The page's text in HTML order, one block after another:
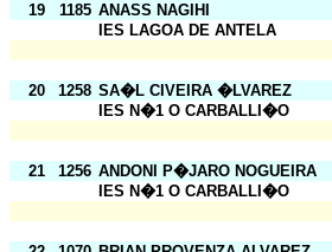
19
1185 ANASS NAGIHI
IES LAGOA DE ANTELA
20
1258 SA�L CIVEIRA �LVAREZ
IES N�1 O CARBALLI�O
21
1256 ANDONI P�JARO NOGUEIRA
IES N�1 O CARBALLI�O